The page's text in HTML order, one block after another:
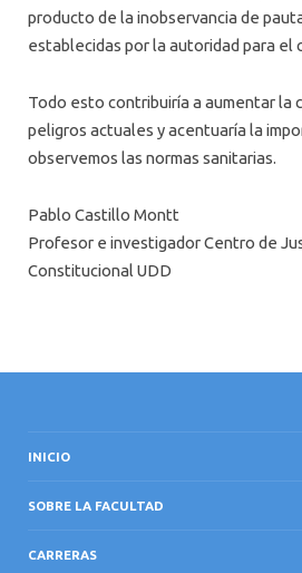
producto de la inobservancia de
establecidas por la autoridad para el
Todo esto contribuiría a aumentar la
peligros actuales y acentuaría la
observemos las normas sanitarias.
Pablo Castillo Montt
Profesor e investigador Centro de
Constitucional UDD
INICIO
SOBRE LA FACULTAD
CARRERAS